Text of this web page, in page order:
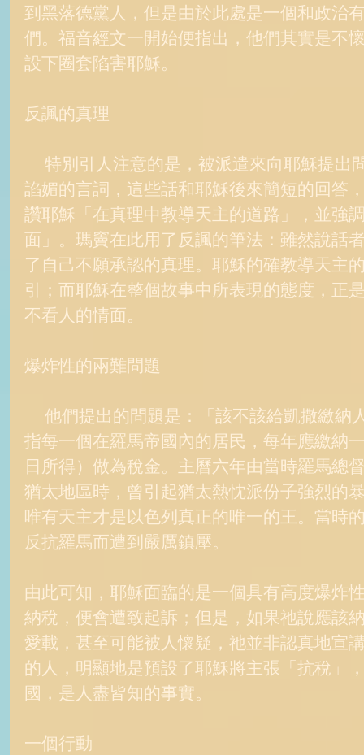
到黑落德黨人，但是由於此處是一個和政治
們。福音經文一開始便指出，他們其實是不
設下圈套陷害耶穌。
反諷的真理
諂媚的言詞，這些話和耶穌後來簡短的回答
讚耶穌「在真理中教導天主的道路」，並強
面」。瑪竇在此用了反諷的筆法：雖然說話
了自己不願承認的真理。耶穌的確教導天主
引；而耶穌在整個故事中所表現的態度，正
不看人的情面。
爆炸性的兩難問題
指每一個在羅馬帝國內的居民，每年應繳納
日所得）做為稅金。主曆六年由當時羅馬總
猶太地區時，曾引起猶太熱忱派份子強烈的
唯有天主才是以色列真正的唯一的王。當時
反抗羅馬而遭到嚴厲鎮壓。
由此可知，耶穌面臨的是一個具有高度爆炸
納稅，便會遭致起訴；但是，如果祂說應該
愛載，甚至可能被人懷疑，祂並非認真地宣
的人，明顯地是預設了耶穌將主張「抗稅」
國，是人盡皆知的事實。
一個行動